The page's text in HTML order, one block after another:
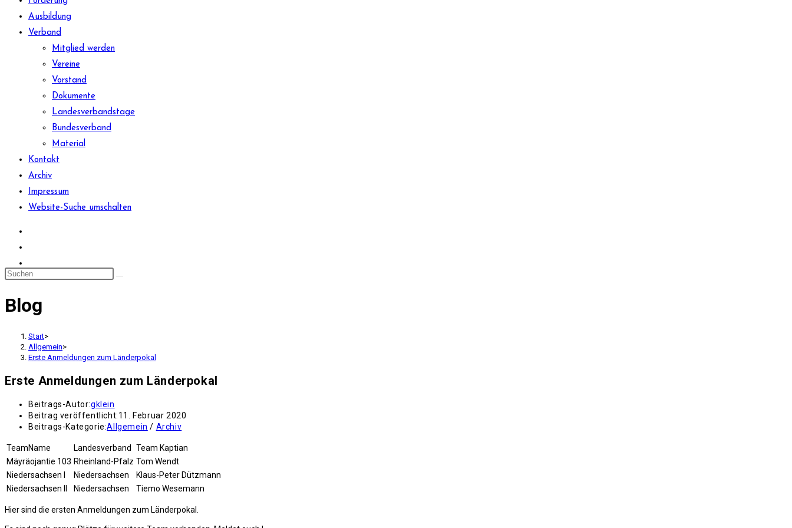
Ausbildung
Verband
Mitglied werden
Vereine
Vorstand
Dokumente
Landesverbandstage
Bundesverband
Material
Kontakt
Archiv
Impressum
Website-Suche umschalten
Blog
Start>
Allgemein>
Erste Anmeldungen zum Länderpokal
Erste Anmeldungen zum Länderpokal
Beitrags-Autor:gklein
Beitrag veröffentlicht:11. Februar 2020
Beitrags-Kategorie:Allgemein / Archiv
TeamName Landesverband
Team Kaptian
Mäyräojantie 103 Rheinland-Pfalz Tom Wendt
Niedersachsen I
Niedersachsen
Klaus-Peter Dützmann
Niedersachsen II
Niedersachsen Tiemo Wesemann
Hier sind die ersten Anmeldungen zum Länderpokal.